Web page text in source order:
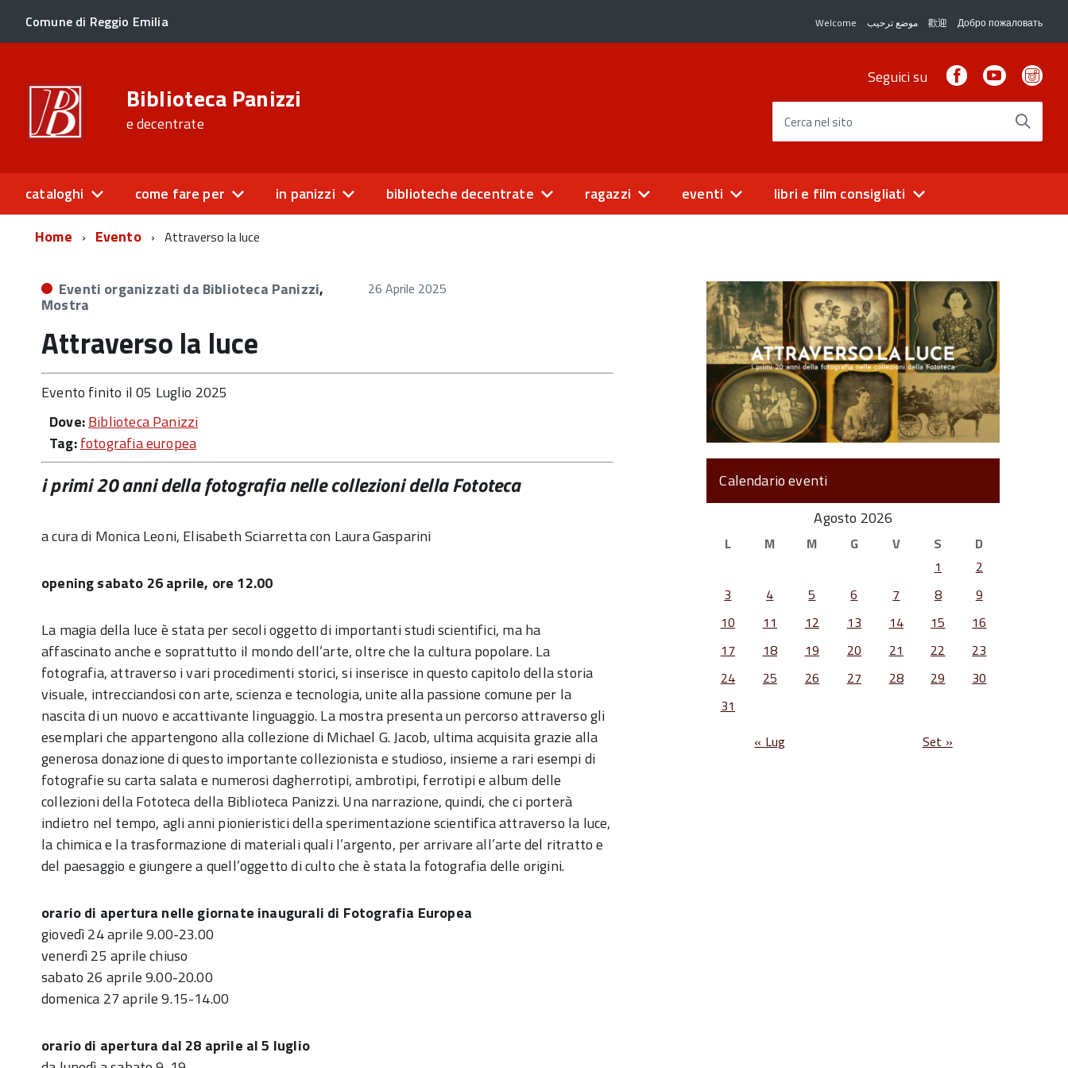
Comune di Reggio Emilia Welcome موضع ترحيب 歡迎 Добро пожаловать
Biblioteca Panizzi
e decentrate
Seguici su FacebookYoutube
Cerca nel sito
cataloghi come fare per in panizzi biblioteche decentrate ragazzi eventi
libri e film consigliati
Home
Evento Attraverso la luce
Eventi organizzati da Biblioteca Panizzi,
Mostra
26 Aprile 2025
Attraverso la luce
Evento finito il 05 Luglio 2025
Dove:Biblioteca Panizzi
Tag:fotografia europea
i primi 20 anni della fotografia nelle collezioni della Fototeca
a cura di Monica Leoni, Elisabeth Sciarretta con Laura Gasparini
opening sabato 26 aprile, ore 12.00
La magia della luce è stata per secoli oggetto di importanti studi scientifici, ma ha
affascinato anche e soprattutto il mondo dell’arte, oltre che la cultura popolare. La
fotografia, attraverso i vari procedimenti storici, si inserisce in questo capitolo della storia
visuale, intrecciandosi con arte, scienza e tecnologia, unite alla passione comune per la
nascita di un nuovo e accattivante linguaggio. La mostra presenta un percorso attraverso gli
esemplari che appartengono alla collezione di Michael G. Jacob, ultima acquisita grazie alla
generosa donazione di questo importante collezionista e studioso, insieme a rari esempi di
fotografie su carta salata e numerosi dagherrotipi, ambrotipi, ferrotipi e album delle
collezioni della Fototeca della Biblioteca Panizzi. Una narrazione, quindi, che ci porterà
indietro nel tempo, agli anni pionieristici della sperimentazione scientifica attraverso la luce,
la chimica e la trasformazione di materiali quali l’argento, per arrivare all’arte del ritratto e
del paesaggio e giungere a quell’oggetto di culto che è stata la fotografia delle origini.
orario di apertura nelle giornate inaugurali di Fotografia Europea
giovedì 24 aprile 9.00-23.00
venerdì 25 aprile chiuso
sabato 26 aprile 9.00-20.00
domenica 27 aprile 9.15-14.00
orario di apertura dal 28 aprile al 5 luglio
Calendario eventi
Agosto 2026
L M M G V S
D
1
2
3
4 5 6 7 8
9
10
11 12 13 14 15
16
17
18 19 20 21 22
23
24
25 26 27 28 29
30
31
« Lug
Set »